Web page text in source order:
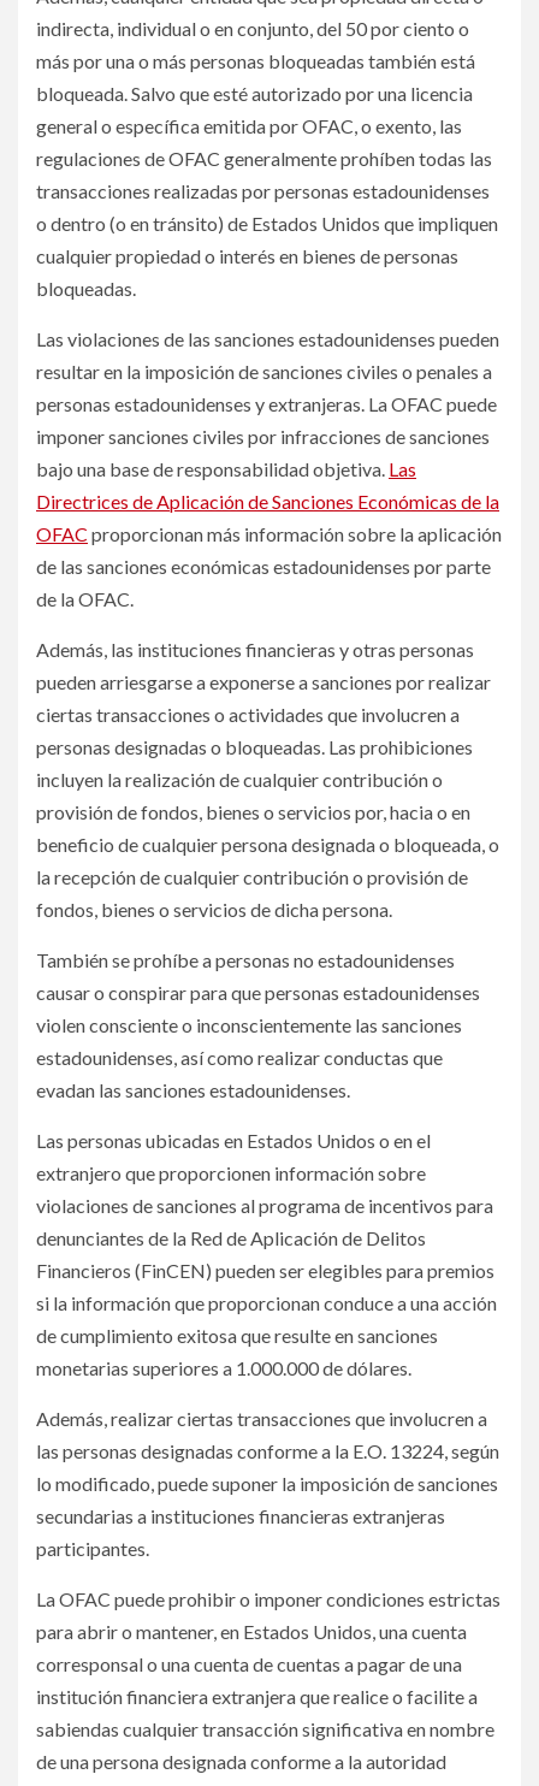
indirecta, individual o en conjunto, del 50 por ciento o
más por una o más personas bloqueadas también está
bloqueada. Salvo que esté autorizado por una licencia
general o específica emitida por OFAC, o exento, las
regulaciones de OFAC generalmente prohíben todas las
transacciones realizadas por personas estadounidenses
o dentro (o en tránsito) de Estados Unidos que impliquen
cualquier propiedad o interés en bienes de personas
bloqueadas.
Las violaciones de las sanciones estadounidenses pueden
resultar en la imposición de sanciones civiles o penales a
personas estadounidenses y extranjeras. La OFAC puede
imponer sanciones civiles por infracciones de sanciones
bajo una base de responsabilidad objetiva. Las
Directrices de Aplicación de Sanciones Económicas de la
OFAC proporcionan más información sobre la aplicación
de las sanciones económicas estadounidenses por parte
de la OFAC.
Además, las instituciones financieras y otras personas
pueden arriesgarse a exponerse a sanciones por realizar
ciertas transacciones o actividades que involucren a
personas designadas o bloqueadas. Las prohibiciones
incluyen la realización de cualquier contribución o
provisión de fondos, bienes o servicios por, hacia o en
beneficio de cualquier persona designada o bloqueada, o
la recepción de cualquier contribución o provisión de
fondos, bienes o servicios de dicha persona.
También se prohíbe a personas no estadounidenses
causar o conspirar para que personas estadounidenses
violen consciente o inconscientemente las sanciones
estadounidenses, así como realizar conductas que
evadan las sanciones estadounidenses.
Las personas ubicadas en Estados Unidos o en el
extranjero que proporcionen información sobre
violaciones de sanciones al programa de incentivos para
denunciantes de la Red de Aplicación de Delitos
Financieros (FinCEN) pueden ser elegibles para premios
si la información que proporcionan conduce a una acción
de cumplimiento exitosa que resulte en sanciones
monetarias superiores a 1.000.000 de dólares.
Además, realizar ciertas transacciones que involucren a
las personas designadas conforme a la E.O. 13224, según
lo modificado, puede suponer la imposición de sanciones
secundarias a instituciones financieras extranjeras
participantes.
La OFAC puede prohibir o imponer condiciones estrictas
para abrir o mantener, en Estados Unidos, una cuenta
corresponsal o una cuenta de cuentas a pagar de una
institución financiera extranjera que realice o facilite a
sabiendas cualquier transacción significativa en nombre
de una persona designada conforme a la autoridad